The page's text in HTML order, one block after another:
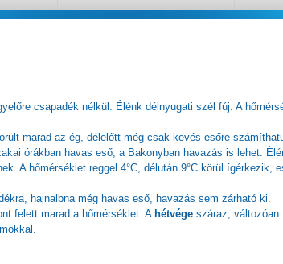
csapadék nélkül. Élénk délnyugati szél fúj. A
marad az ég, délelőtt még csak kevés esőre
órákban havas eső, a Bakonyban havazás is lehet.
A hőmérséklet reggel 4°C, délután 9°C körül ígérkezik,
hajnalbna még havas eső, havazás sem zárható ki.
felett marad a hőmérséklet. A hétvége száraz, változóan